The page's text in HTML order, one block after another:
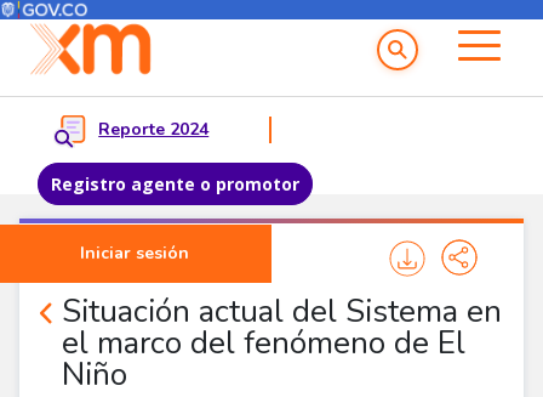
Pasar al contenido principal
Menú del Usuario
Reporte 2024
Registro agente o promotor
Iniciar sesión
Menu principal
Situación actual del Sistema en
el marco del fenómeno de El
Niño
Comunicados